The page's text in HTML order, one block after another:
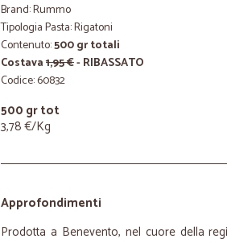
Brand: Rummo
Tipologia Pasta: Rigatoni
Contenuto:500 gr totali
Costava1,95 €- RIBASSATO
Codice: 60832
500 gr tot
3,78 €/Kg
Approfondimenti
Prodotta a Benevento, nel cuore della